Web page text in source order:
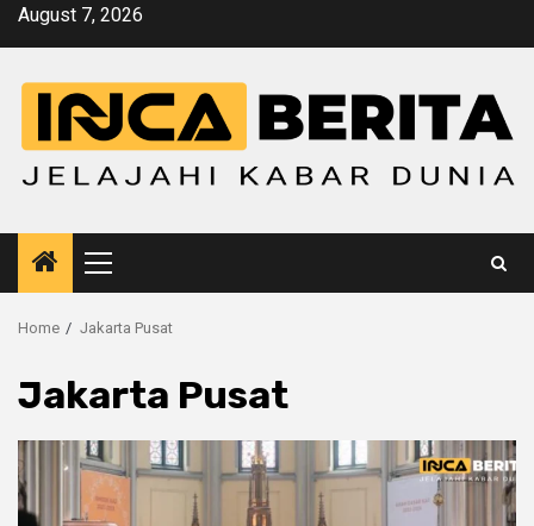
SkipAugust 7, 2026
Primary
Menu
Home Jakarta Pusat
Jakarta Pusat